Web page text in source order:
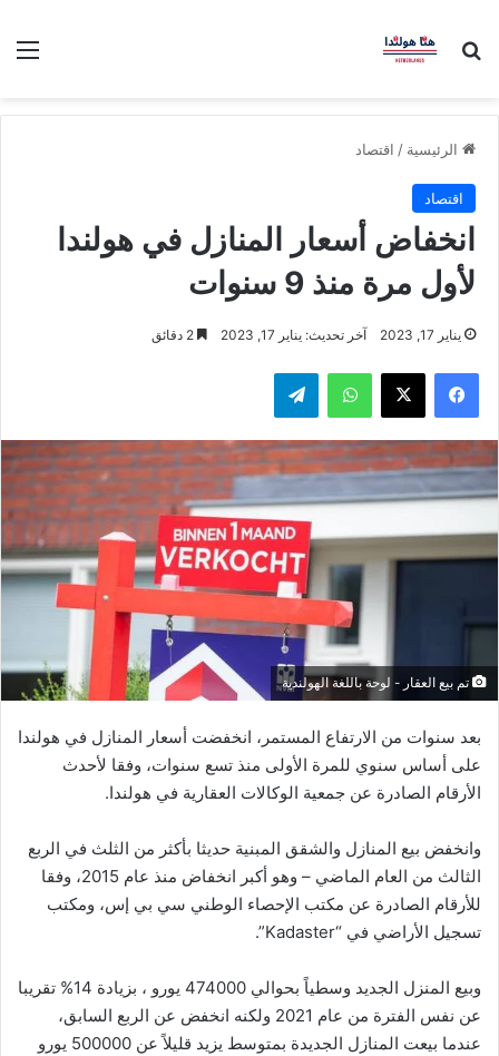
بحث عن
الرئيسية / اقتصاد
اقتصاد
انخفاض أسعار المنازل في هولندا
لأول مرة منذ 9 سنوات
يناير 17, 2023 آخر تحديث: يناير 17, 2023
فيسبوك ‫X واتساب تيلقرام
تم بيع العقار - لوحة باللغة الهولندية
بعد سنوات من الارتفاع المستمر، انخفضت أسعار المنازل في هولندا
على أساس سنوي للمرة الأولى منذ تسع سنوات، وفقا لأحدث
الأرقام الصادرة عن جمعية الوكالات العقارية في هولندا.
وانخفض بيع المنازل والشقق المبنية حديثا بأكثر من الثلث في الربع
الثالث من العام الماضي – وهو أكبر انخفاض منذ عام 2015، وفقا
للأرقام الصادرة عن مكتب الإحصاء الوطني سي بي إس، ومكتب
تسجيل الأراضي في “Kadaster”.
وبيع المنزل الجديد وسطياً ​​بحوالي 474000 يورو ، بزيادة 14% تقريبا
عن نفس الفترة من عام 2021 ولكنه انخفض عن الربع السابق،
عندما بيعت المنازل الجديدة بمتوسط ​​يزيد قليلاً عن 500000 يورو